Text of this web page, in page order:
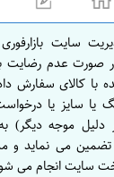
سایت
صورت عدم
با کالای سفارش
یا سایز یا
دلیل موجه دیگر)
می نماید و
سایت انجام می